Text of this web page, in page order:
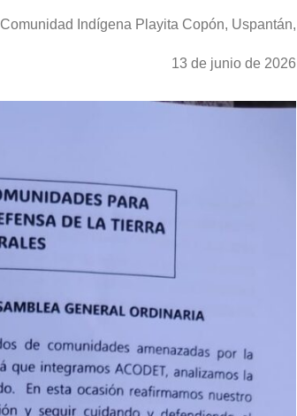
Comunidad Indígena Playita Copón, Uspantán,
13 de junio de 2026